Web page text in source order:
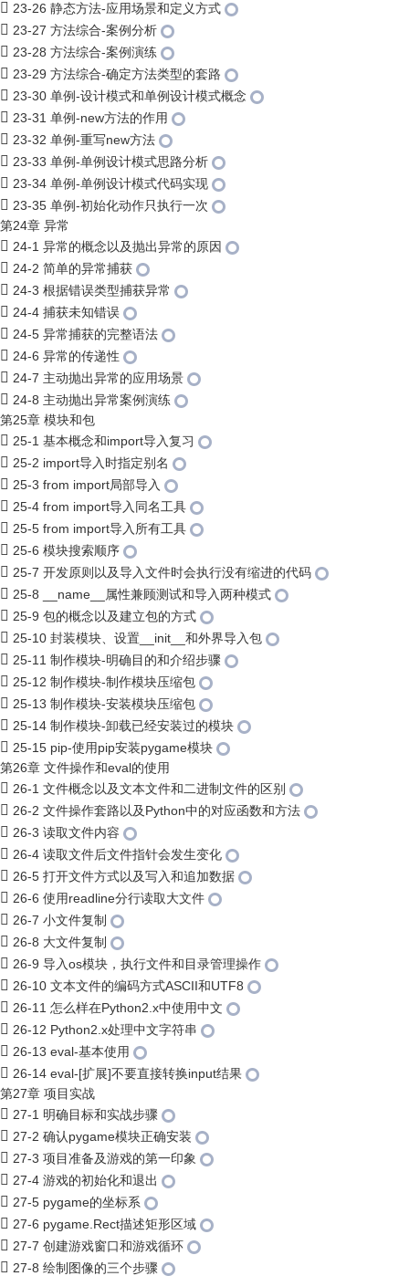
23-26 静态方法-应用场景和定义方式
23-27 方法综合-案例分析
23-28 方法综合-案例演练
23-29 方法综合-确定方法类型的套路
23-30 单例-设计模式和单例设计模式概念
23-31 单例-new方法的作用
23-32 单例-重写new方法
23-33 单例-单例设计模式思路分析
23-34 单例-单例设计模式代码实现
23-35 单例-初始化动作只执行一次
第24章 异常
24-1 异常的概念以及抛出异常的原因
24-2 简单的异常捕获
24-3 根据错误类型捕获异常
24-4 捕获未知错误
24-5 异常捕获的完整语法
24-6 异常的传递性
24-7 主动抛出异常的应用场景
24-8 主动抛出异常案例演练
第25章 模块和包
25-1 基本概念和import导入复习
25-2 import导入时指定别名
25-3 from import局部导入
25-4 from import导入同名工具
25-5 from import导入所有工具
25-6 模块搜索顺序
25-7 开发原则以及导入文件时会执行没有缩进的代码
25-8 __name__属性兼顾测试和导入两种模式
25-9 包的概念以及建立包的方式
25-10 封装模块、设置__init__和外界导入包
25-11 制作模块-明确目的和介绍步骤
25-12 制作模块-制作模块压缩包
25-13 制作模块-安装模块压缩包
25-14 制作模块-卸载已经安装过的模块
25-15 pip-使用pip安装pygame模块
第26章 文件操作和eval的使用
26-1 文件概念以及文本文件和二进制文件的区别
26-2 文件操作套路以及Python中的对应函数和方法
26-3 读取文件内容
26-4 读取文件后文件指针会发生变化
26-5 打开文件方式以及写入和追加数据
26-6 使用readline分行读取大文件
26-7 小文件复制
26-8 大文件复制
26-9 导入os模块，执行文件和目录管理操作
26-10 文本文件的编码方式ASCII和UTF8
26-11 怎么样在Python2.x中使用中文
26-12 Python2.x处理中文字符串
26-13 eval-基本使用
26-14 eval-[扩展]不要直接转换input结果
第27章 项目实战
27-1 明确目标和实战步骤
27-2 确认pygame模块正确安装
27-3 项目准备及游戏的第一印象
27-4 游戏的初始化和退出
27-5 pygame的坐标系
27-6 pygame.Rect描述矩形区域
27-7 创建游戏窗口和游戏循环
27-8 绘制图像的三个步骤